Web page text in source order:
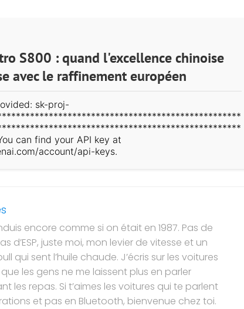
S800 : quand l'excellence chinoise
avec le raffinement européen
sk-proj-
can find your API key at
account/api-keys.
encore comme si on était en 1987. Pas de
d’ESP, juste moi, mon levier de vitesse et un
qui sent l’huile chaude. J’écris sur les voitures
les gens ne me laissent plus en parler
les repas. Si t’aimes les voitures qui te parlent
et pas en Bluetooth, bienvenue chez toi.